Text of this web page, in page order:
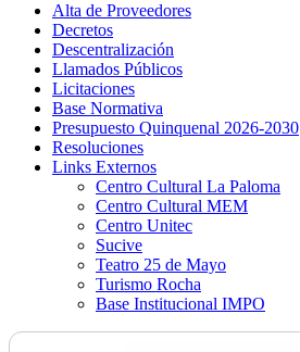
Alta de Proveedores
Decretos
Descentralización
Llamados Públicos
Licitaciones
Base Normativa
Presupuesto Quinquenal 2026-2030
Resoluciones
Links Externos
Centro Cultural La Paloma
Centro Cultural MEM
Centro Unitec
Sucive
Teatro 25 de Mayo
Turismo Rocha
Base Institucional IMPO